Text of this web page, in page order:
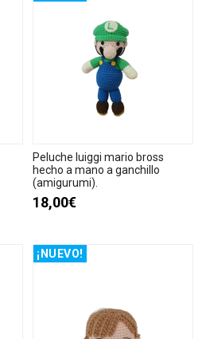
Peluche luiggi mario bross
hecho a mano a ganchillo
(amigurumi).
18,00€
¡NUEVO!